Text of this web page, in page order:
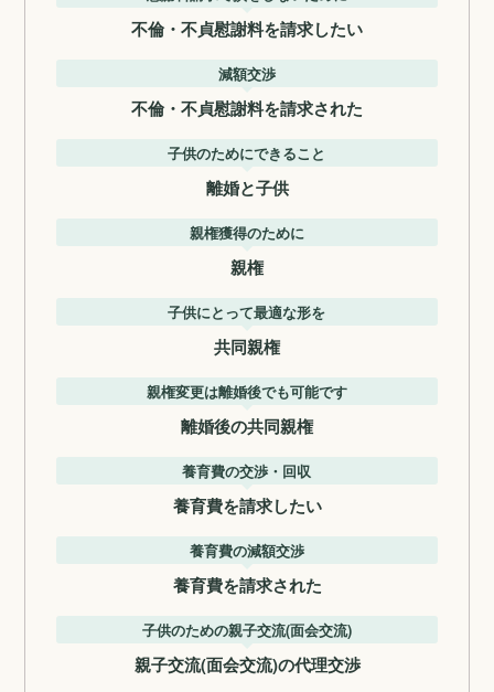
不倫・不貞慰謝料を請求したい
減額交渉
不倫・不貞慰謝料を請求された
子供のためにできること
離婚と子供
親権獲得のために
親権
子供にとって最適な形を
共同親権
親権変更は離婚後でも可能です
離婚後の共同親権
養育費の交渉・回収
養育費を請求したい
養育費の減額交渉
養育費を請求された
子供のための親子交流(面会交流)
親子交流(面会交流)の代理交渉